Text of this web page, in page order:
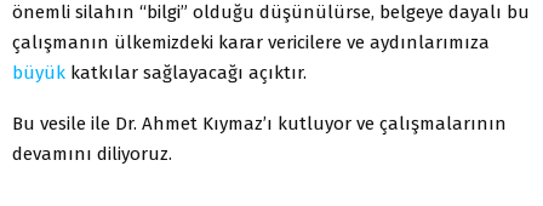
önemli silahın “bilgi” olduğu düşünülürse, belgeye dayalı bu
çalışmanın ülkemizdeki karar vericilere ve aydınlarımıza
büyük katkılar sağlayacağı açıktır.
Bu vesile ile Dr. Ahmet Kıymaz’ı kutluyor ve çalışmalarının
devamını diliyoruz.